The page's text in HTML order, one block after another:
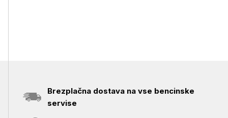
Brezplačna dostava na vse bencinske
servise